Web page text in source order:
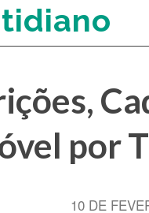
por
10 DE